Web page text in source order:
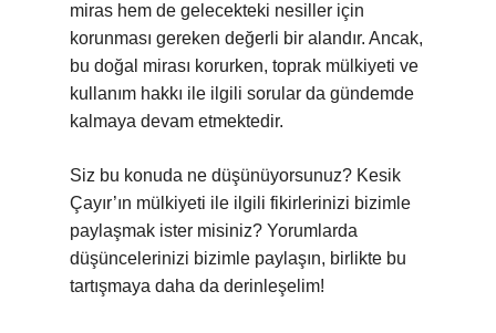
miras hem de gelecekteki nesiller için
korunması gereken değerli bir alandır. Ancak,
bu doğal mirası korurken, toprak mülkiyeti ve
kullanım hakkı ile ilgili sorular da gündemde
kalmaya devam etmektedir.
Siz bu konuda ne düşünüyorsunuz? Kesik
Çayır’ın mülkiyeti ile ilgili fikirlerinizi bizimle
paylaşmak ister misiniz? Yorumlarda
düşüncelerinizi bizimle paylaşın, birlikte bu
tartışmaya daha da derinleşelim!